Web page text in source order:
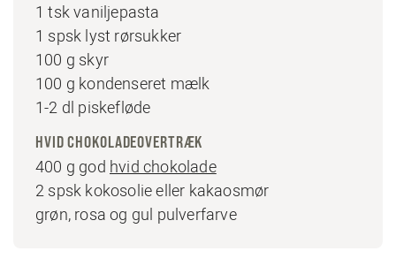
1 tsk vaniljepasta
1 spsk lyst rørsukker
100 g skyr
100 g kondenseret mælk
1-2 dl piskefløde
HVID CHOKOLADEOVERTRÆK
400 g god hvid chokolade
2 spsk kokosolie eller kakaosmør
grøn, rosa og gul pulverfarve